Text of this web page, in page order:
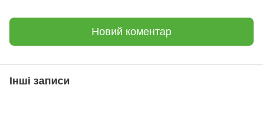
Новий коментар
Інші записи